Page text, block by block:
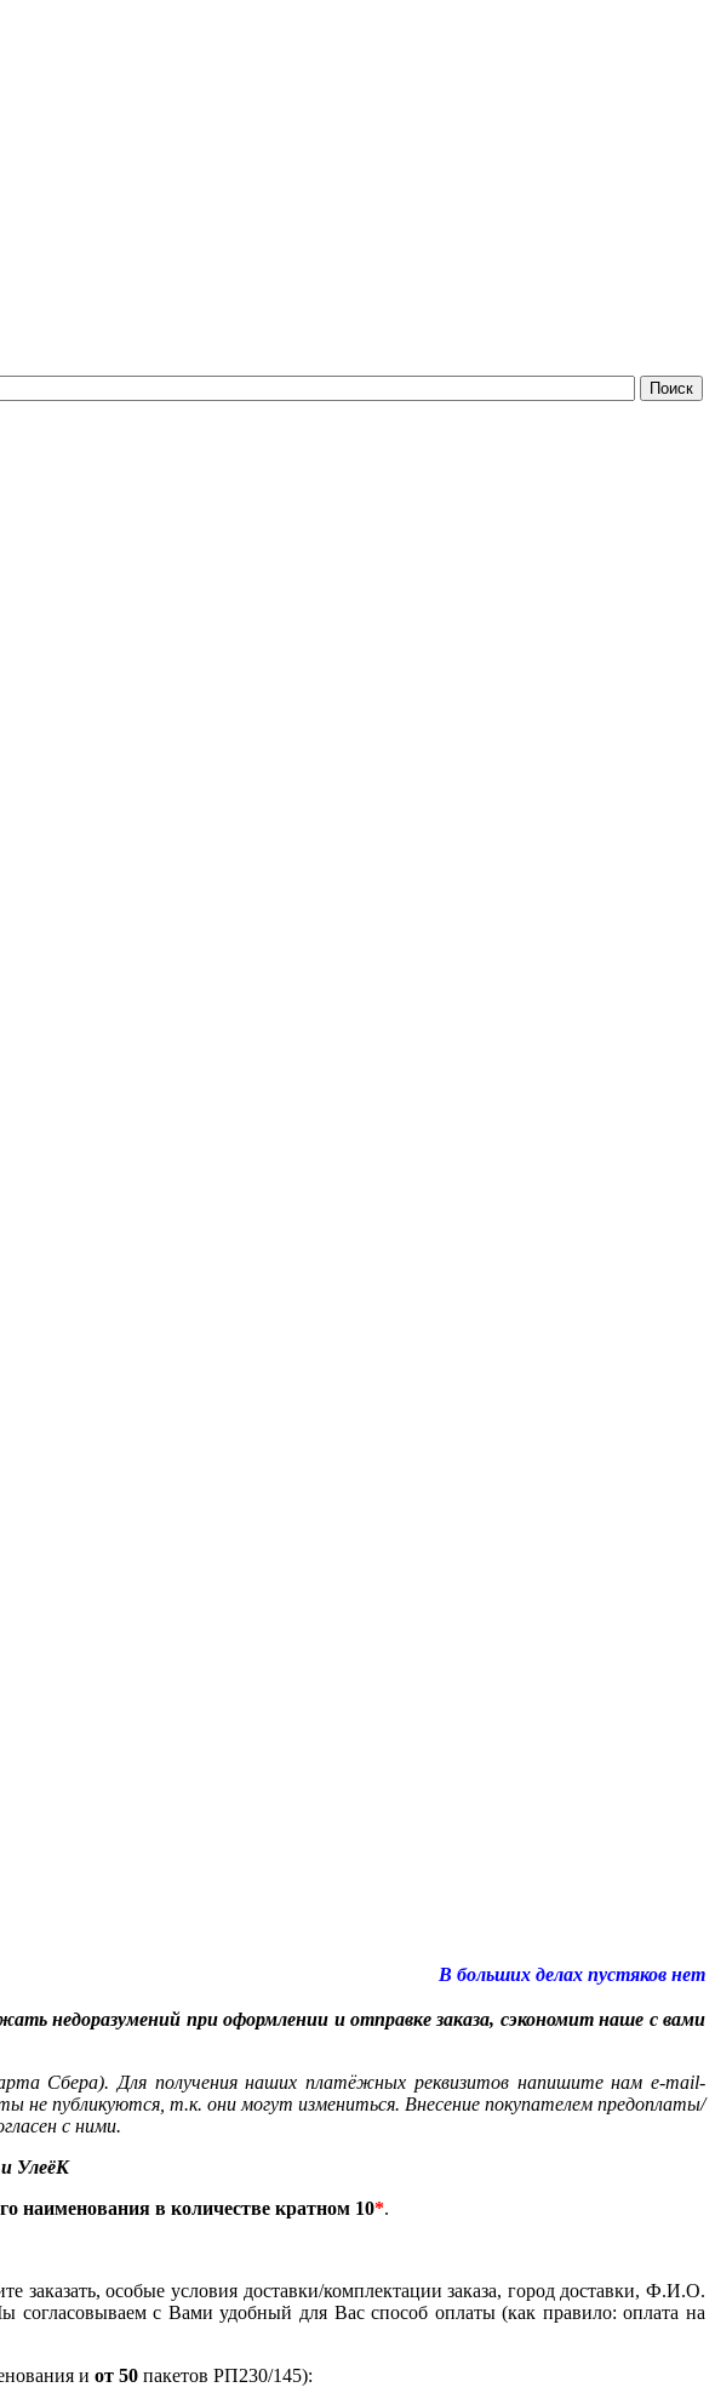
Поиск
В больших делах пустяков нет
недоразумений при оформлении и отправке заказа, сэкономит наше с вами
Сбера). Для получения наших платёжных реквизитов напишите нам e-mail-
публикуются, т.к. они могут измениться. Внесение покупателем предоплаты/
с ними.
УлеёК
наименования в количестве кратном 10*.
заказать, особые условия доставки/комплектации заказа, город доставки, Ф.И.О.
с Вами удобный для Вас способ оплаты (как правило: оплата на
и от 50 пакетов РП230/145):